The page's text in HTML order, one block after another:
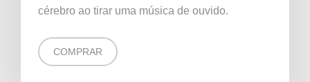
cérebro ao tirar uma música de ouvido.
COMPRAR